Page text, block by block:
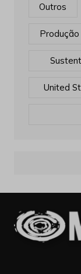
Outros
Produção
United